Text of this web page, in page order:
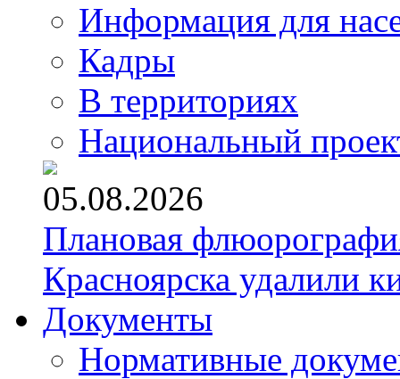
Информация для
Кадры
В территориях
Национальный
05.08.2026
Плановая
Красноярска удалили
Документы
Нормативные